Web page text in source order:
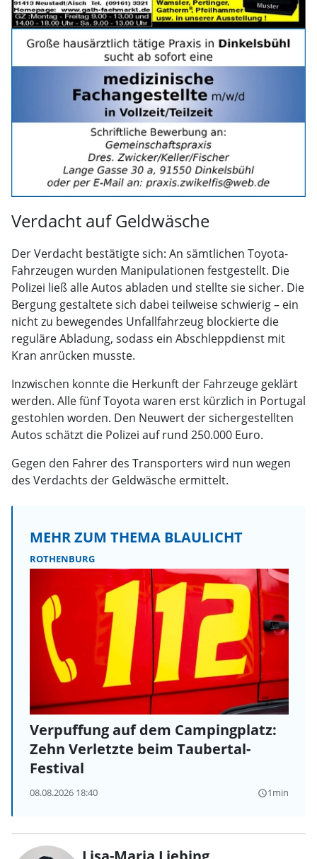
Verdacht auf Geldwäsche
Der Verdacht bestätigte sich: An sämtlichen Toyota-
Fahrzeugen wurden Manipulationen festgestellt. Die
Polizei ließ alle Autos abladen und stellte sie sicher. Die
Bergung gestaltete sich dabei teilweise schwierig – ein
nicht zu bewegendes Unfallfahrzeug blockierte die
reguläre Abladung, sodass ein Abschleppdienst mit
Kran anrücken musste.
Inzwischen konnte die Herkunft der Fahrzeuge geklärt
werden. Alle fünf Toyota waren erst kürzlich in Portugal
gestohlen worden. Den Neuwert der sichergestellten
Autos schätzt die Polizei auf rund 250.000 Euro.
Gegen den Fahrer des Transporters wird nun wegen
des Verdachts der Geldwäsche ermittelt.
MEHR ZUM THEMA BLAULICHT
ROTHENBURG
Verpuffung auf dem Campingplatz:
Zehn Verletzte beim Taubertal-
Festival
08.08.2026 18:40 query_builder1min